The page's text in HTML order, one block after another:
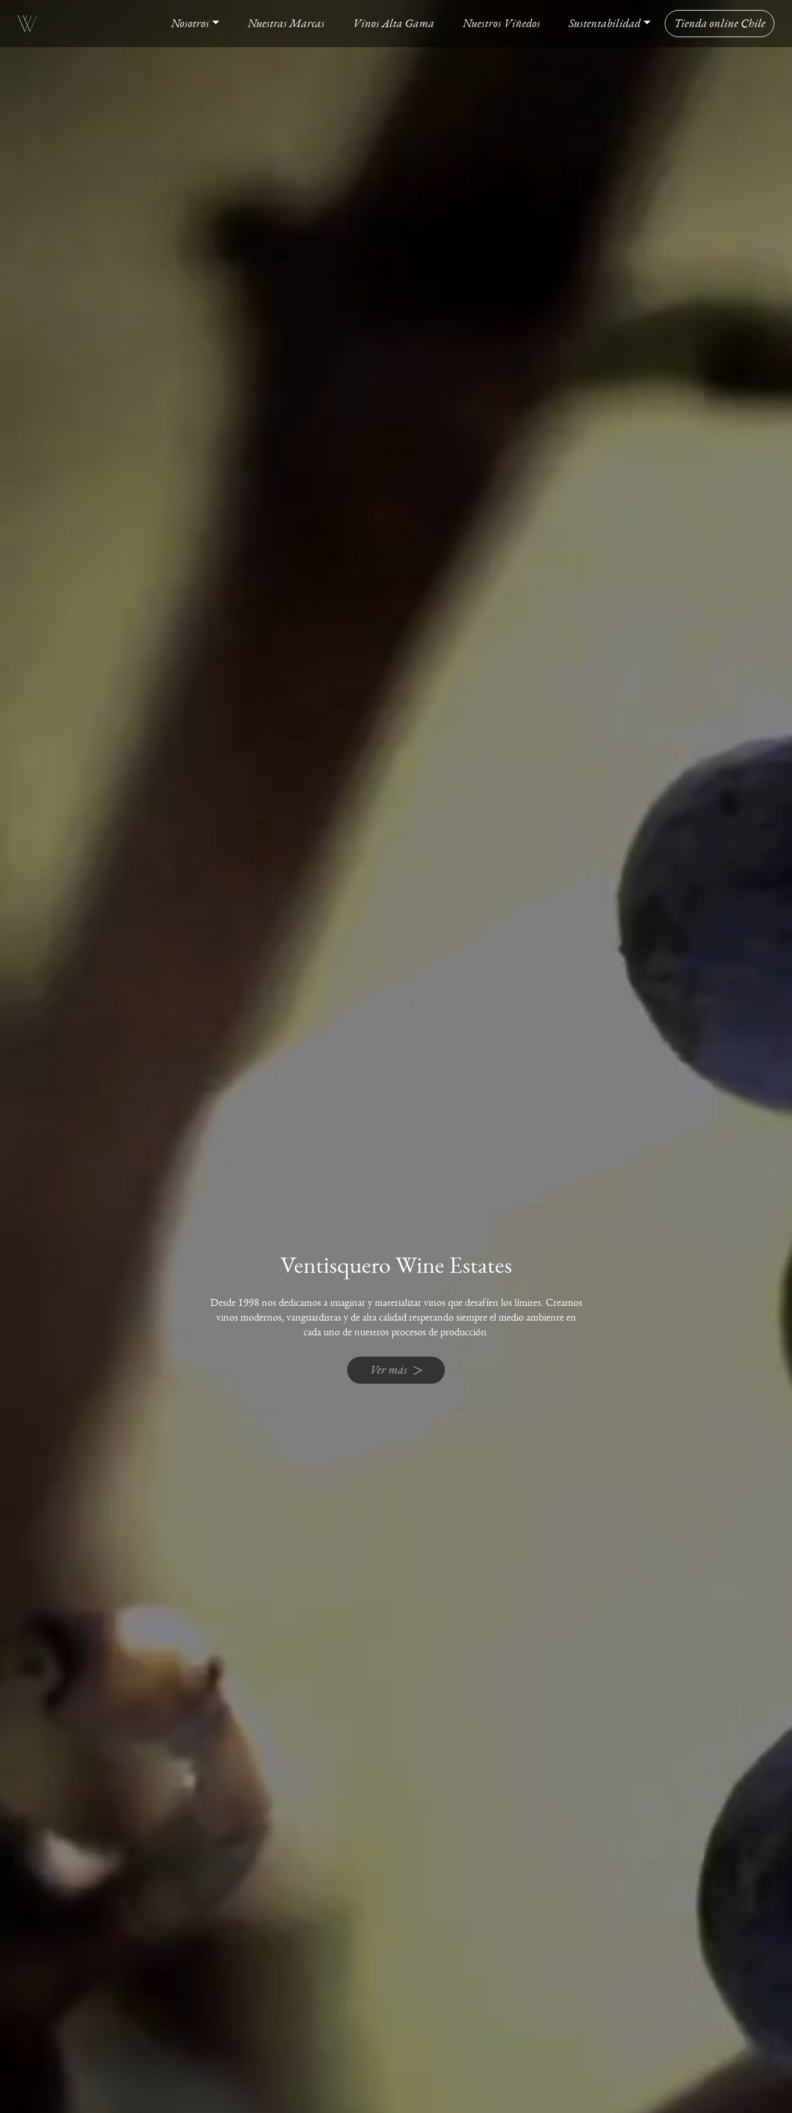
Nosotros Nuestras Marcas Vinos Alta Gama Nuestros Viñedos Sustentabilidad Tienda online Chile
VentisqueroWine Estates
Desde 1998 nos dedicamos a imaginar y materializar vinos que desafíen los límites. Creamos
vinos modernos, vanguardistas y de alta calidad respetando siempre el medio ambiente en
cada uno de nuestros procesos de producción.
Ver más